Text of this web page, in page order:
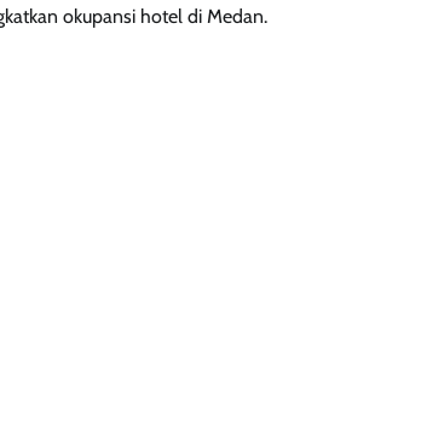
okupansi hotel di Medan.